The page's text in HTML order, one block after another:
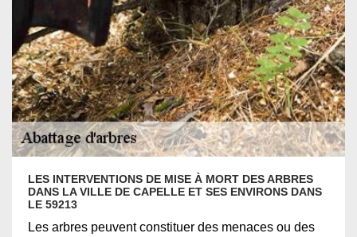
LES INTERVENTIONS DE MISE À MORT DES ARBRES
DANS LA VILLE DE CAPELLE ET SES ENVIRONS DANS
LE 59213
Les arbres peuvent constituer des menaces ou des